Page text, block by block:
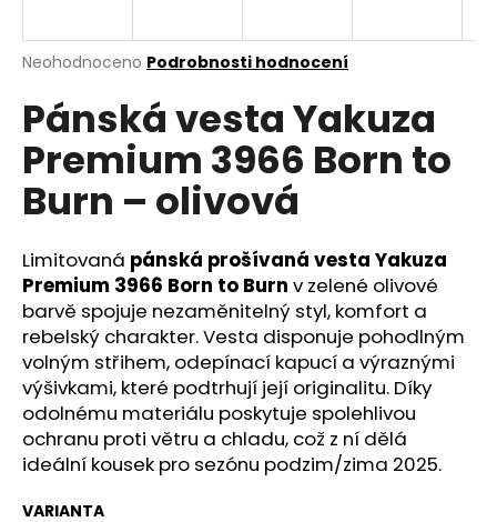
Průměrné
produktu
je
0,0
5
hvězdiček.
Neohodnoceno Podrobnosti hodnocení
Pánská vesta Yakuza
Premium 3966 Born to
Burn – olivová
Limitovaná pánská prošívaná vesta Yakuza
Premium 3966 Born to Burn v zelené olivové
barvě spojuje nezaměnitelný styl, komfort a
rebelský charakter. Vesta disponuje pohodlným
volným střihem, odepínací kapucí a výraznými
výšivkami, které podtrhují její originalitu. Díky
odolnému materiálu poskytuje spolehlivou
ochranu proti větru a chladu, což z ní dělá
ideální kousek pro sezónu podzim/zima 2025.
VARIANTA
j
t
?
HLEDAT
D
o
p
o
r
u
č